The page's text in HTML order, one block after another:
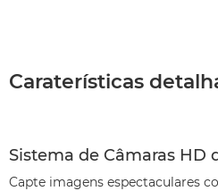
Caraterísticas
Sistema de Câmaras HD
Capte imagens espectaculares